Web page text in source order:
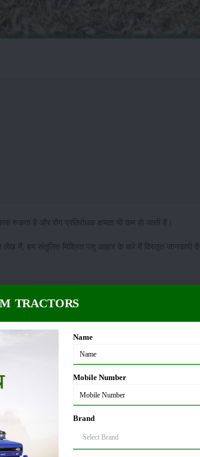
रुकता है और रोग प्रतिरोधक क्षमता भी कम हो जाती है।
हम संतुलित मिश्रित पशु आहार के बारे में विस्तृत जानकारी
विटामिन, खनिज लवण, प्रोटीन, कार्बोहाइड्रेट और वसा
आहार के लिए इन पोषक तत्वों का सही मात्रा में होना
TRACTORS
Name
Mobile Number
Brand